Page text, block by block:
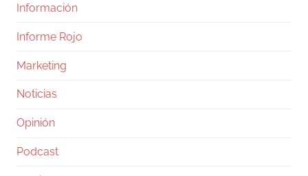
Información
Informe Rojo
Marketing
Noticias
Opinión
Podcast